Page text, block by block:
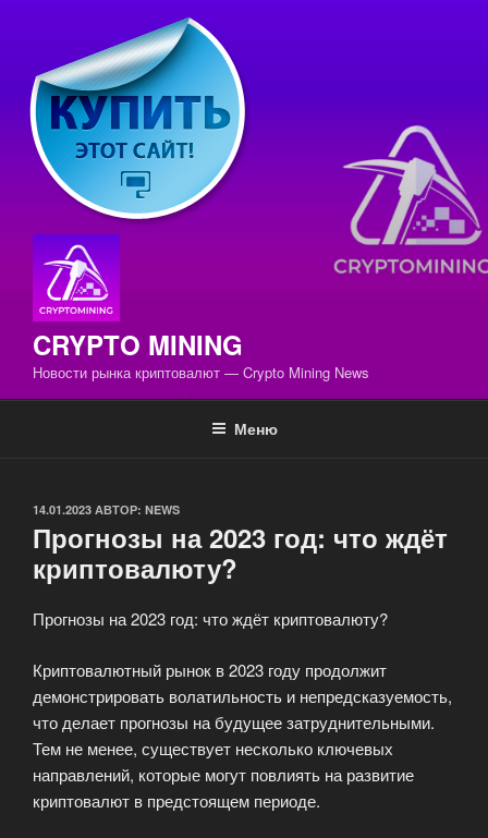
содержимому
CRYPTO MINING
Новости рынка криптовалют — Crypto Mining News
Меню
ОПУБЛИКОВАНО
14.01.2023 АВТОР: NEWS
Прогнозы на 2023 год: что ждёт
криптовалюту?
Прогнозы на 2023 год: что ждёт криптовалюту?
Криптовалютный рынок в 2023 году продолжит
демонстрировать волатильность и непредсказуемость,
что делает прогнозы на будущее затруднительными.
Тем не менее, существует несколько ключевых
направлений, которые могут повлиять на развитие
криптовалют в предстоящем периоде.